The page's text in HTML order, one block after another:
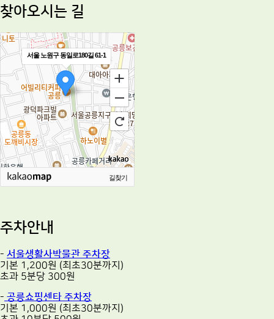
찾아오시는 길
서울 노원구 동일로180길 61-1
길찾기
주차안내
- 서울생활사박물관 주차장
기본 1,200원 (최초30분까지)
초과 5분당 300원
- 공릉쇼핑센타 주차장
기본 1,000원 (최초30분까지)